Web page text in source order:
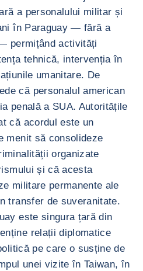
a personalului militar și
în Paraguay — fără a
permițând activități
tehnică, intervenția în
umanitare. De
că personalul american
penală a SUA. Autoritățile
că acordul este un
menit să consolideze
organizate
și că acesta
militare permanente ale
transfer de suveranitate.
este singura țară din
relații diplomatice
pe care o susține de
unei vizite în Taiwan, în